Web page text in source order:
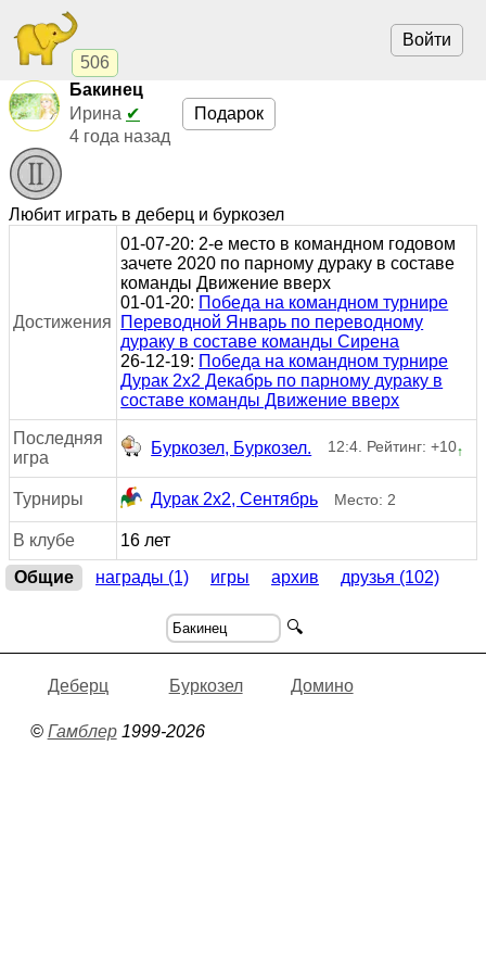
506
Войти
Бакинец
Ирина ✔
4 года назад
Подарок
Любит играть в деберц и буркозел
Достижения
01-07-20: 2-е место в командном годовом
зачете 2020 по парному дураку в составе
команды Движение вверх
01-01-20: Победа на командном турнире
Переводной Январь по переводному
дураку в составе команды Сирена
26-12-19: Победа на командном турнире
Дурак 2х2 Декабрь по парному дураку в
составе команды Движение вверх
Последняя
игра
Буркозел, Буркозел. 12:4. Рейтинг: +10↑
Турниры Дурак 2х2, Сентябрь Место: 2
В клубе
16 лет
Общие
награды (1) игры архив друзья (102)
🔍
Деберц Буркозел Домино
© Гамблер1999-2026